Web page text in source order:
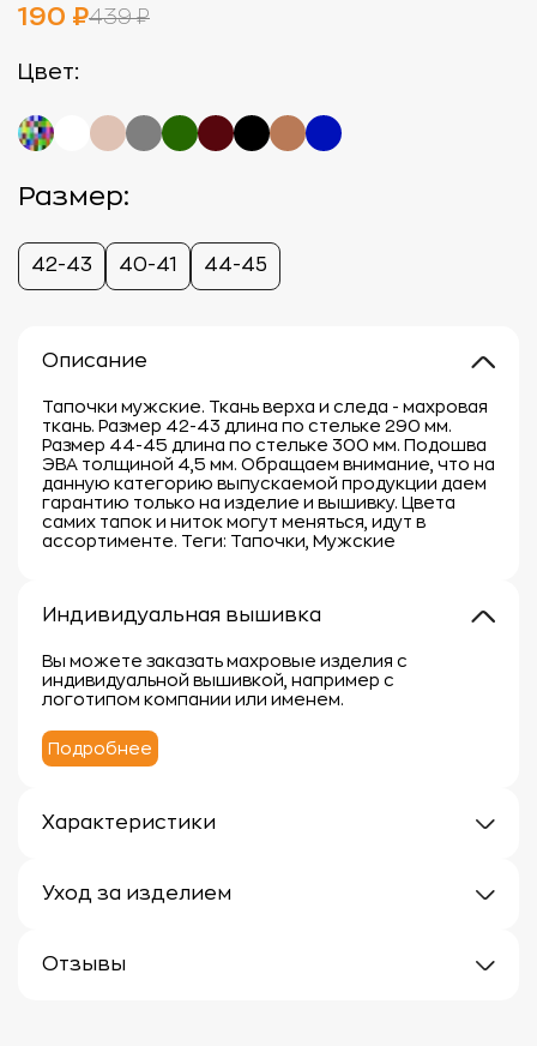
190 ₽439 ₽
Цвет:
Размер:
42-43 40-41 44-45
Описание
Тапочки мужские. Ткань верха и следа - махровая
ткань. Размер 42-43 длина по стельке 290 мм.
Размер 44-45 длина по стельке 300 мм. Подошва
ЭВА толщиной 4,5 мм. Обращаем внимание, что на
данную категорию выпускаемой продукции даем
гарантию только на изделие и вышивку. Цвета
самих тапок и ниток могут меняться, идут в
ассортименте. Теги: Тапочки, Мужские
Индивидуальная вышивка
Вы можете заказать махровые изделия с
индивидуальной вышивкой, например с
логотипом компании или именем.
Подробнее
Характеристики
Материал: 100% хлопок
Уход за изделием
чтобы сохранить их мягкость, впитывающие
Отзывы